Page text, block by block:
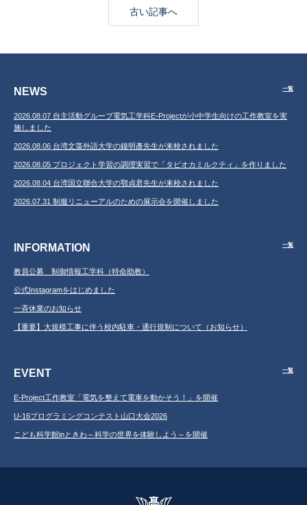
古い記事へ
NEWS 一覧
2026.08.07 自主活動グループ電気工学科E-Projectが小中学生向けの工作教室を実
施しました
2026.08.06 台湾文藻外語大学の鐘明彥先生が来校されました
2026.08.05 プロジェクト学習の調理実習で「タピオカミルクティ」を作りました
2026.08.04 台湾国立聯合大学の鄂貞君先生が来校されました
2026.07.31 制服リニューアルのための展示会を開催しました
INFORMATION 一覧
教員公募 制御情報工学科（特命助教）
公式Instagramをはじめました
一斉休業のお知らせ
【重要】大規模工事に伴う校内駐車・通行規制について（お知らせ）
EVENT 一覧
E-Project工作教室「電気を整えて電車を動かそう！」を開催
U-16プログラミングコンテスト山口大会2026
こども科学館inときわ～科学の世界を体験しよう～を開催